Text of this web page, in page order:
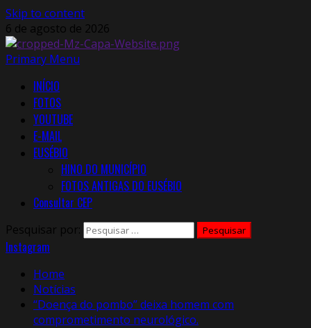
Skip to content
6 de agosto de 2026
Primary Menu
INÍCIO
FOTOS
YOUTUBE
E-MAIL
EUSÉBIO
HINO DO MUNICÍPIO
FOTOS ANTIGAS DO EUSÉBIO
Consultar CEP
Pesquisar por:
Instagram
Home
Notícias
“Doença do pombo” deixa homem com
comprometimento neurológico.